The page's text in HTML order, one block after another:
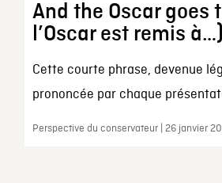
And the Oscar goes
l’Oscar est remis à…)
Cette courte phrase, devenue
prononcée par chaque
Perspective du conservateur | 26 janvier